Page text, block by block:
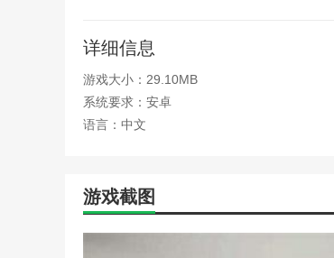
本站为您提供Ride4的 手机游戏 ，欢迎
详细信息
游戏大小：29.10MB
系统要求：安卓
语言：中文
游戏截图